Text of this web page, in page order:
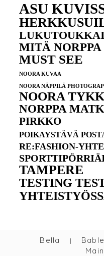
ASU
MITÄ
MUST SEE
NOORA KUVAA
NOORA NÄPPILÄ
NOORA
NORPPA
PIRKKO
POIKAYSTÄVÄ
RE:FASHION-
TAMPERE
TESTING
Bella |